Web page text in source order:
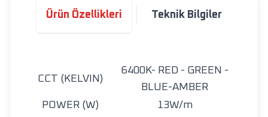
Ürün Özellikleri Teknik Bilgiler
CCT (KELVIN)
6400K- RED - GREEN -
BLUE-AMBER
POWER (W)
13W/m